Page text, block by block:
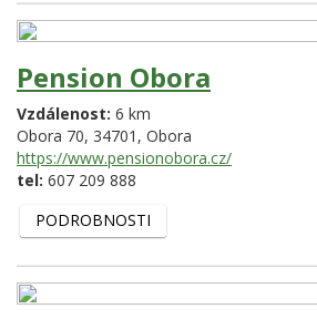
Pension Obora
Vzdálenost: 6 km
Obora 70, 34701, Obora
https://www.pensionobora.cz/
tel: 607 209 888
PODROBNOSTI